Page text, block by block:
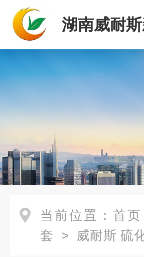
湖南威耐
司
当前位置： 首页
套 > 威耐斯 硫